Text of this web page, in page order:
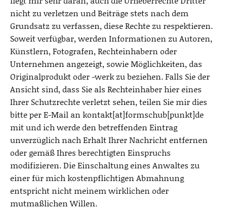
nicht zu verletzen und Beiträge stets nach dem
Grundsatz zu verfassen, diese Rechte zu respektieren.
Soweit verfügbar, werden Informationen zu Autoren,
Künstlern, Fotografen, Rechteinhabern oder
Unternehmen angezeigt, sowie Möglichkeiten, das
Originalprodukt oder -werk zu beziehen. Falls Sie der
Ansicht sind, dass Sie als Rechteinhaber hier eines
Ihrer Schutzrechte verletzt sehen, teilen Sie mir dies
bitte per E-Mail an kontakt[at]formschub[punkt]de
mit und ich werde den betreffenden Eintrag
unverzüglich nach Erhalt Ihrer Nachricht entfernen
oder gemäß Ihres berechtigten Einspruchs
modifizieren. Die Einschaltung eines Anwaltes zu
einer für mich kostenpflichtigen Abmahnung
entspricht nicht meinem wirklichen oder
mutmaßlichen Willen.